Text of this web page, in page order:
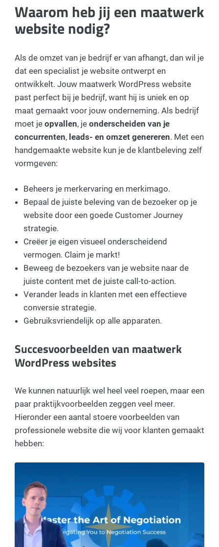
Waarom heb jij een maatwerk
website nodig?
Als de omzet van je bedrijf er van afhangt, dan wil je
dat een specialist je website ontwerpt en
ontwikkelt. Jouw maatwerk WordPress website
past perfect bij je bedrijf, want hij is uniek en op
maat gemaakt voor jouw onderneming. Als bedrijf
moet je opvallen, je onderscheiden van je
concurrenten, leads- en omzet genereren. Met een
handgemaakte website kun je de klantbeleving zelf
vormgeven:
Beheers je merkervaring en merkimago.
Bepaal de juiste beleving van de bezoeker op je
website door een goede Customer Journey
strategie.
Creëer je eigen visueel onderscheidend
vermogen. Claim je markt!
Beweeg de bezoekers van je website naar de
juiste content met de juiste call-to-action.
Verander leads in klanten met een effectieve
conversie strategie.
Gebruiksvriendelijk op alle apparaten.
Succesvoorbeelden van maatwerk
WordPress websites
We kunnen natuurlijk wel heel veel roepen, maar een
paar praktijkvoorbeelden zeggen veel meer.
Hieronder een aantal stoere voorbeelden van
professionele website die wij voor klanten gemaakt
hebben: